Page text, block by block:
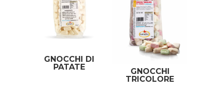
GNOCCHI DI
PATATE
GNOCCHI
TRICOLORE